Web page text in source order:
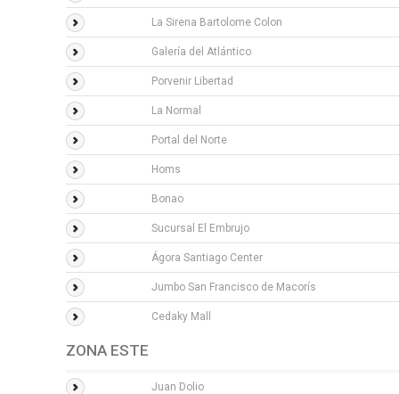
La Sirena Bartolome Colon
Galería del Atlántico
Porvenir Libertad
La Normal
Portal del Norte
Homs
Bonao
Sucursal El Embrujo
Ágora Santiago Center
Jumbo San Francisco de Macorís
Cedaky Mall
ZONA ESTE
Juan Dolio